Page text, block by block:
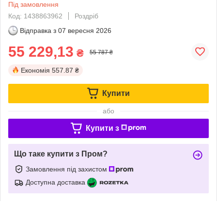
Під замовлення
Код: 1438863962
Роздріб
Відправка з 07 вересня 2026
55 229,13 ₴ 55 787 ₴
Економія 557.87 ₴
Купити
або
Купити з
Що таке купити з Пром?
Замовлення під захистом
Доступна доставка